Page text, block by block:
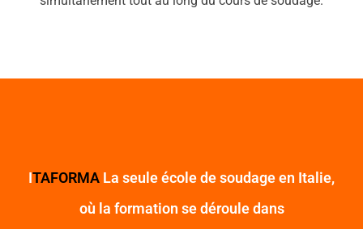
ITAFORMA La seule école de soudage en Italie,
où la formation se déroule dans